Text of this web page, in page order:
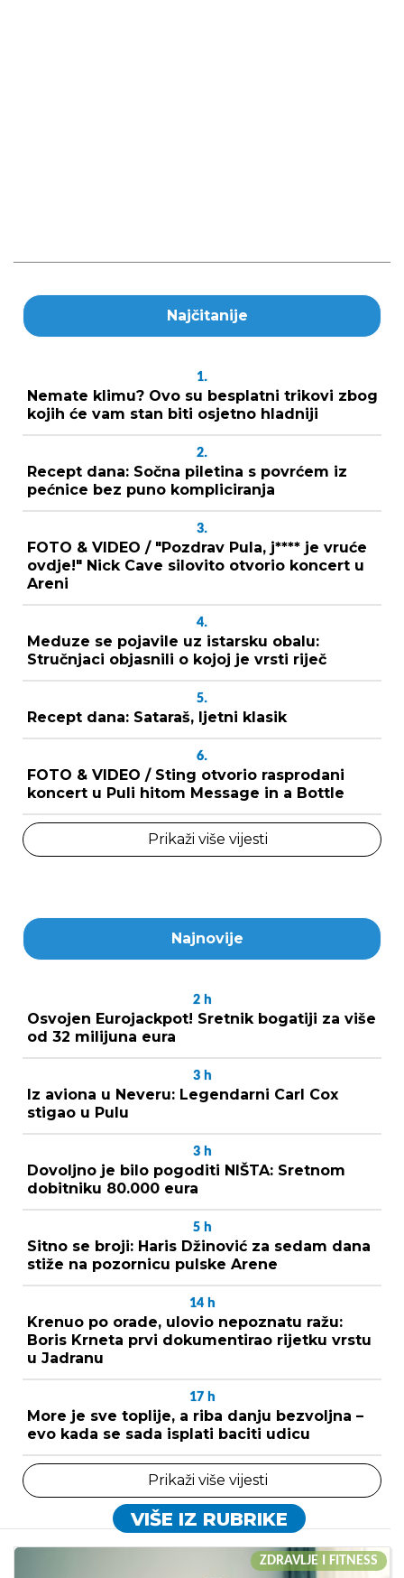
Najčitanije
1.
Nemate klimu? Ovo su besplatni trikovi zbog
kojih će vam stan biti osjetno hladniji
2.
Recept dana: Sočna piletina s povrćem iz
pećnice bez puno kompliciranja
3.
FOTO & VIDEO / "Pozdrav Pula, j**** je vruće
ovdje!" Nick Cave silovito otvorio koncert u
Areni
4.
Meduze se pojavile uz istarsku obalu:
Stručnjaci objasnili o kojoj je vrsti riječ
5.
Recept dana: Sataraš, ljetni klasik
6.
FOTO & VIDEO / Sting otvorio rasprodani
koncert u Puli hitom Message in a Bottle
Prikaži više vijesti
Najnovije
2 h
Osvojen Eurojackpot! Sretnik bogatiji za više
od 32 milijuna eura
3 h
Iz aviona u Neveru: Legendarni Carl Cox
stigao u Pulu
3 h
Dovoljno je bilo pogoditi NIŠTA: Sretnom
dobitniku 80.000 eura
5 h
Sitno se broji: Haris Džinović za sedam dana
stiže na pozornicu pulske Arene
14 h
Krenuo po orade, ulovio nepoznatu ražu:
Boris Krneta prvi dokumentirao rijetku vrstu
u Jadranu
17 h
More je sve toplije, a riba danju bezvoljna –
evo kada se sada isplati baciti udicu
Prikaži više vijesti
VIŠE IZ RUBRIKE
ZDRAVLJE I FITNESS